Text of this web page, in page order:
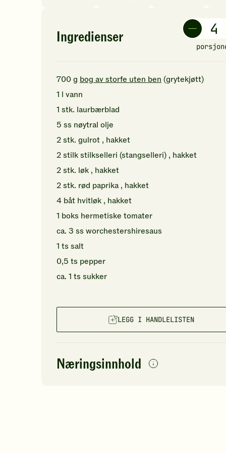
Ingredienser
700g bog av storfe uten ben (grytekjøtt)
1 l vann
1 stk. laurbærblad
5 ss nøytral olje
2stk. gulrot , hakket
2stilkstilkselleri (stangselleri) , hakket
2stk. løk , hakket
2stk. rød paprika , hakket
4 båt hvitløk , hakket
1 boks hermetiske tomater
ca. 3 ss worchestershiresaus
1 ts salt
0,5 ts pepper
ca. 1 ts sukker
LEGG I HANDLELISTEN
Næringsinnhold